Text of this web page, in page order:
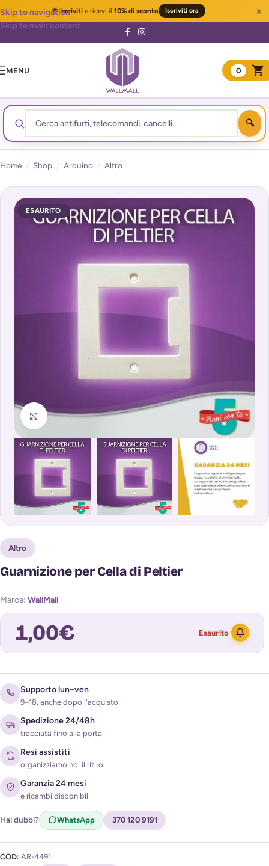
🎁Iscrivitie ricevi il 10% di sconto Iscriviti ora ×
Skip to navigation
Skip to main content
MENU 0
Home / Shop / Arduino / Altro
ESAURITO
Clicca per ingrandire
Altro
Guarnizione per Cella di Peltier
Marca: WallMall
1,00€ Esaurito
Acconsento al trattamento dei miei dati per ricevere
l'avviso di disponibilità (
Privacy Policy)
Supporto lun–ven
9–18, anche dopo l'acquisto
Spedizione 24/48h
tracciata fino alla porta
Resi assistiti
organizziamo noi il ritiro
Garanzia 24 mesi
e ricambi disponibili
Hai dubbi? WhatsApp 370 120 9191
COD: AR-4491